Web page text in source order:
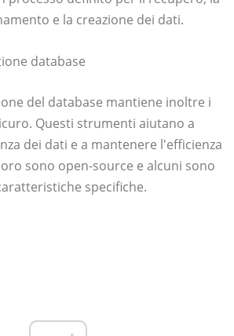
e la creazione dei dati.
del database mantiene inoltre i
Questi strumenti aiutano a
dei dati e a mantenere l'efficienza
sono open-source e alcuni sono
specifiche.